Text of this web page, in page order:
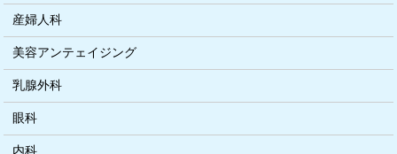
産婦人科
美容アンテェイジング
乳腺外科
眼科
内科